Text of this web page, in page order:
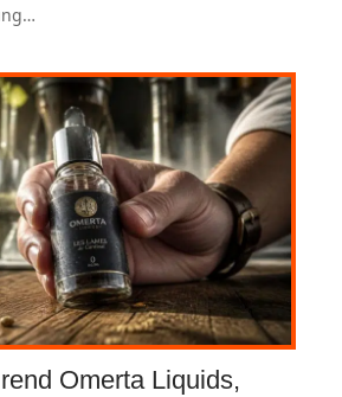
…
Omerta Liquids,